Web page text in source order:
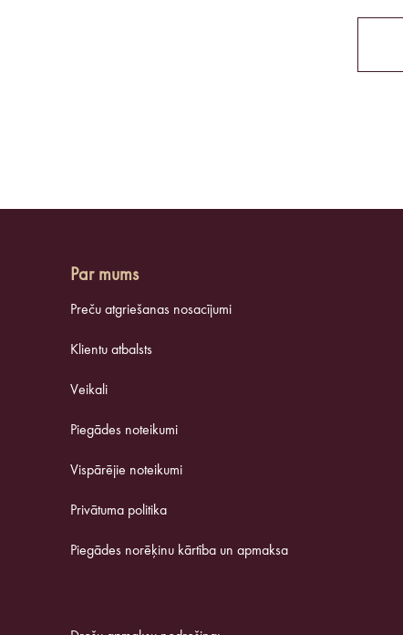
Par mums
Preču atgriešanas nosacījumi
Klientu atbalsts
Veikali
Piegādes noteikumi
Vispārējie noteikumi
Privātuma politika
Piegādes norēķinu kārtība un apmaksa